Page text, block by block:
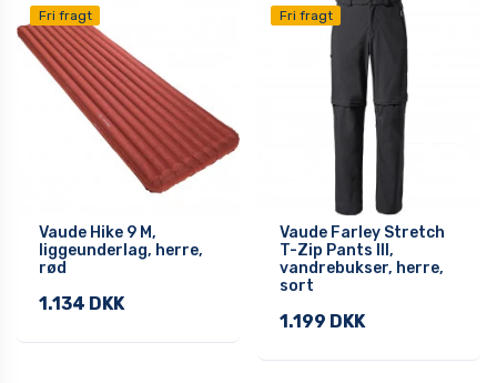
Fri fragt
Vaude Hike 9 M,
liggeunderlag, herre,
rød
1.134 DKK
Fri fragt
Vaude Farley Stretch
T-Zip Pants III,
vandrebukser, herre,
sort
1.199 DKK